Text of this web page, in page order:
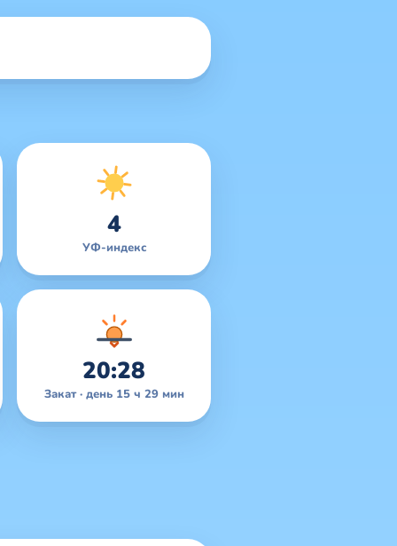
4
УФ-индекс
20:28
Закат · день 15 ч 29 мин